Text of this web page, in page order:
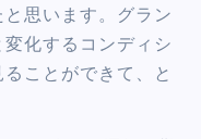
思います。グラン
化するコンディシ
ことができて、と